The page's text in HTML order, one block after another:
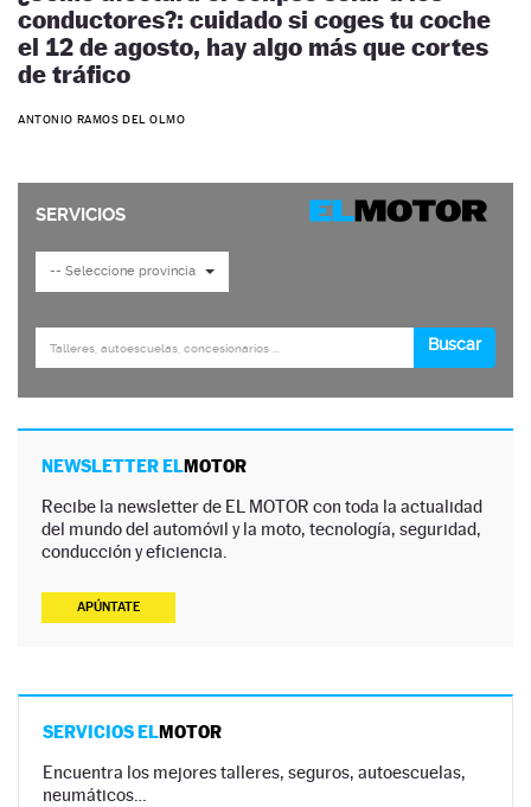
conductores?: cuidado si coges tu coche
el 12 de agosto, hay algo más que cortes
de tráfico
ANTONIO RAMOS DEL OLMO
NEWSLETTER ELMOTOR
Recibe la newsletter de EL MOTOR con toda la actualidad
del mundo del automóvil y la moto, tecnología, seguridad,
conducción y eficiencia.
APÚNTATE
SERVICIOS ELMOTOR
Encuentra los mejores talleres, seguros, autoescuelas,
neumáticos…